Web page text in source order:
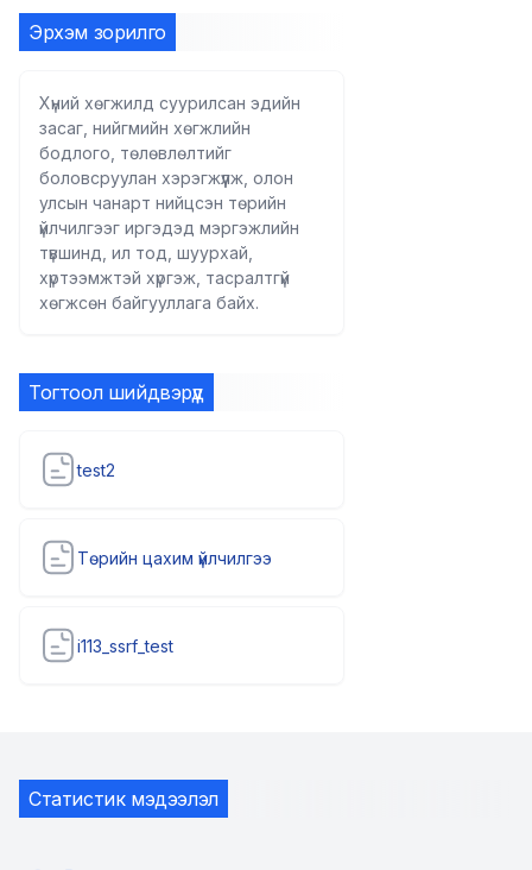
Эрхэм зорилго
Хүний хөгжилд суурилсан эдийн
засаг, нийгмийн хөгжлийн
бодлого, төлөвлөлтийг
боловсруулан хэрэгжүүлж, олон
улсын чанарт нийцсэн төрийн
үйлчилгээг иргэдэд мэргэжлийн
түвшинд, ил тод, шуурхай,
хүртээмжтэй хүргэж, тасралтгүй
хөгжсөн байгууллага байх.
Тогтоол шийдвэрүүд
test2
Төрийн цахим үйлчилгээ
i113_ssrf_test
Статистик мэдээлэл